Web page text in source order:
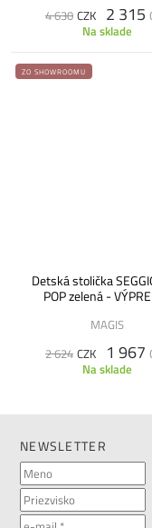
4 630 CZK 2 315
Na sklade
ZO SHOWROOMU
Detská stolička
POP zelená -
MAGIS
2 624 CZK 1 967
Na sklade
NEWSLETTER